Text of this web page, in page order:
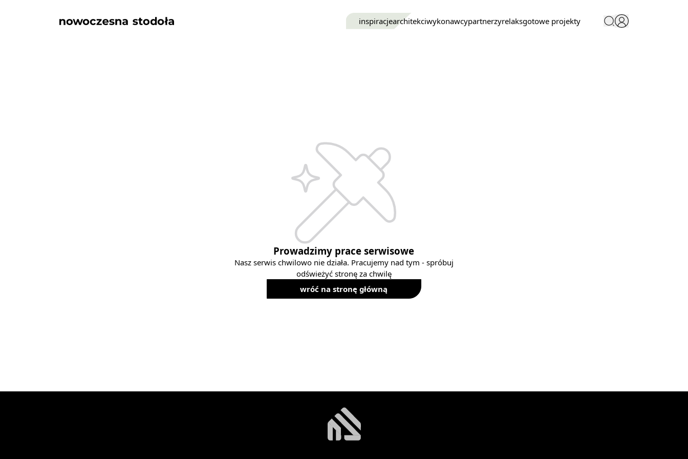
inspiracjearchitekciwykonawcypartnerzyrelaksgotowe projekty
Prowadzimy prace serwisowe
Nasz serwis chwilowo nie działa. Pracujemy nad tym - spróbuj
odświeżyć stronę za chwilę
wróć na stronę główną